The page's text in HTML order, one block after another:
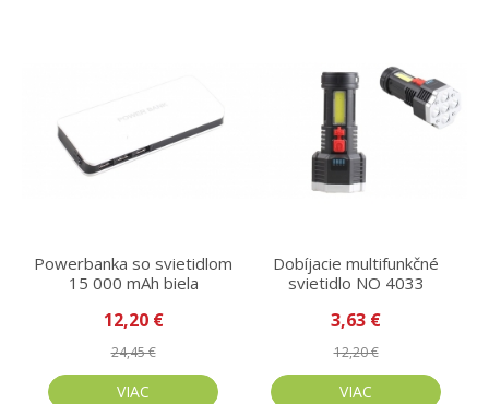
Powerbanka so svietidlom
15 000 mAh biela
12,20 €
24,45 €
VIAC
Dobíjacie multifunkčné
svietidlo NO 4033
3,63 €
12,20 €
VIAC